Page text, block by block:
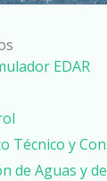
EDAR
Técnico y
de Aguas y